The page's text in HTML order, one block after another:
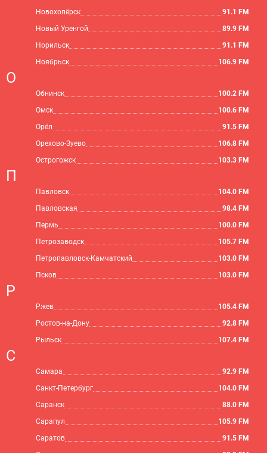
Новохопёрск
91.1 FM
Новый Уренгой
89.9 FM
Норильск
91.1 FM
Ноябрьск
106.9 FM
О
Обнинск
100.2 FM
Омск
100.6 FM
Орёл
91.5 FM
Орехово-Зуево
106.8 FM
Острогожск
103.3 FM
П
Павловск
104.0 FM
Павловская
98.4 FM
Пермь
100.0 FM
Петрозаводск
105.7 FM
Петропавловск-Камчатский
103.0 FM
Псков
103.0 FM
Р
Ржев
105.4 FM
Ростов-на-Дону
92.8 FM
Рыльск
107.4 FM
С
Самара
92.9 FM
Санкт-Петербург
104.0 FM
Саранск
88.0 FM
Сарапул
105.9 FM
Саратов
91.5 FM